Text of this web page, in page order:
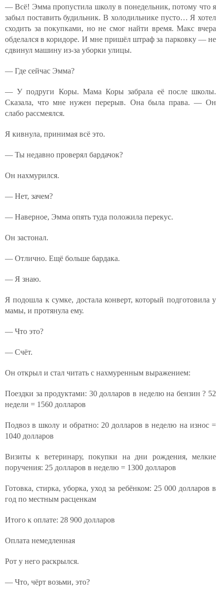
— Всё! Эмма пропустила школу в понедельник, потому что я
забыл поставить будильник. В холодильнике пусто… Я хотел
сходить за покупками, но не смог найти время. Макс вчера
обделался в коридоре. И мне пришёл штраф за парковку — не
сдвинул машину из-за уборки улицы.
— Где сейчас Эмма?
— У подруги Коры. Мама Коры забрала её после школы.
Сказала, что мне нужен перерыв. Она была права. — Он
слабо рассмеялся.
Я кивнула, принимая всё это.
— Ты недавно проверял бардачок?
Он нахмурился.
— Нет, зачем?
— Наверное, Эмма опять туда положила перекус.
Он застонал.
— Отлично. Ещё больше бардака.
— Я знаю.
Я подошла к сумке, достала конверт, который подготовила у
мамы, и протянула ему.
— Что это?
— Счёт.
Он открыл и стал читать с нахмуренным выражением:
Поездки за продуктами: 30 долларов в неделю на бензин ? 52
недели = 1560 долларов
Подвоз в школу и обратно: 20 долларов в неделю на износ =
1040 долларов
Визиты к ветеринару, покупки на дни рождения, мелкие
поручения: 25 долларов в неделю = 1300 долларов
Готовка, стирка, уборка, уход за ребёнком: 25 000 долларов в
год по местным расценкам
Итого к оплате: 28 900 долларов
Оплата немедленная
Рот у него раскрылся.
— Что, чёрт возьми, это?